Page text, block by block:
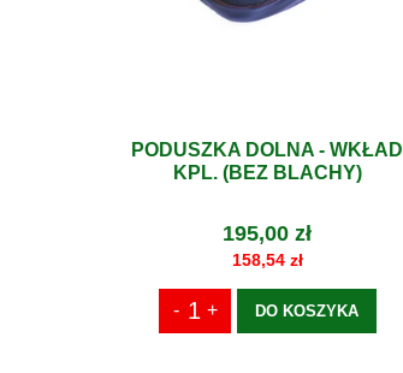
PODUSZKA DOLNA - WKŁAD
KPL. (BEZ BLACHY)
195,00 zł
158,54 zł
DO KOSZYKA